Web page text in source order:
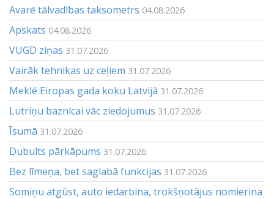
Avarē tālvadības taksometrs 04.08.2026
Apskats 04.08.2026
VUGD ziņas 31.07.2026
Vairāk tehnikas uz ceļiem 31.07.2026
Meklē Eiropas gada koku Latvijā 31.07.2026
Lutriņu baznīcai vāc ziedojumus 31.07.2026
Īsumā 31.07.2026
Dubults pārkāpums 31.07.2026
Bez līmeņa, bet saglabā funkcijas 31.07.2026
Somiņu atgūst, auto iedarbina, trokšņotājus nomierina